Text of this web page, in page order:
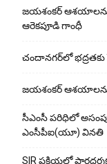
జయశంకర్
ఆరెక‌పూడి గాంధీ
చందానగర్‌లో భద్రతకు
జయశంకర్ ఆశయాలను
సీఎంసీ పరిధిలో
ఎంసీపీఐ(యూ) వినతి
SIR ప్రక్రియలో